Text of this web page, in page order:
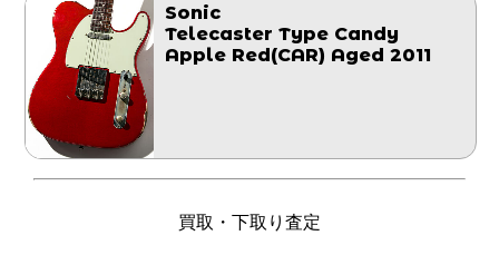
Sonic
Telecaster Type Candy
Apple Red(CAR) Aged 2011
買取・下取り査定